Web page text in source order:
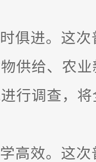
俱进。这
供给、农
行调查，
高效。这